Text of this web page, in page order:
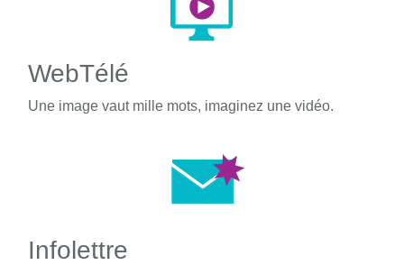
WebTélé
Une image vaut mille mots, imaginez une vidéo.
Infolettre